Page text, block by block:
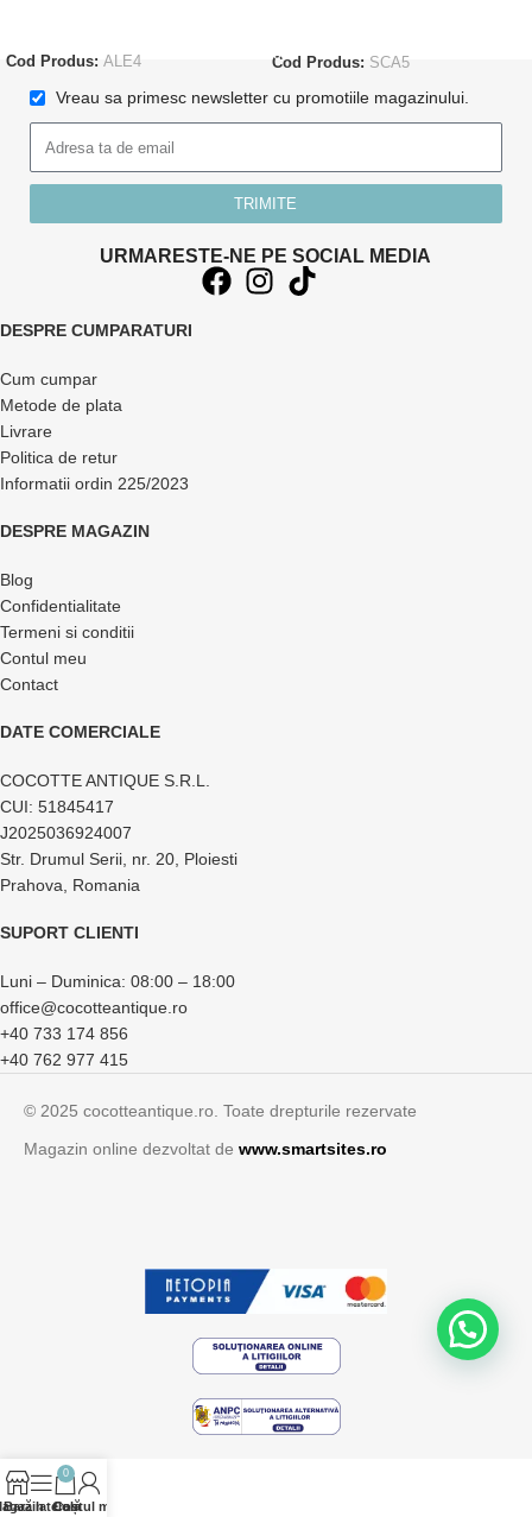
Cod Produs: ALE4 Cod Produs: SCA5
Vreau sa primesc newsletter cu promotiile magazinului.
TRIMITE
URMARESTE-NE PE SOCIAL MEDIA
DESPRE CUMPARATURI
Cum cumpar
Metode de plata
Livrare
Politica de retur
Informatii ordin 225/2023
DESPRE MAGAZIN
Blog
Confidentialitate
Termeni si conditii
Contul meu
Contact
DATE COMERCIALE
COCOTTE ANTIQUE S.R.L.
CUI: 51845417
J2025036924007
Str. Drumul Serii, nr. 20, Ploiesti
Prahova, Romania
SUPORT CLIENTI
Luni – Duminica: 08:00 – 18:00
office@cocotteantique.ro
+40 733 174 856
+40 762 977 415
© 2025 cocotteantique.ro. Toate drepturile rezervate
Magazin online dezvoltat de www.smartsites.ro
Bară laterală
0
Coș
Contul meu